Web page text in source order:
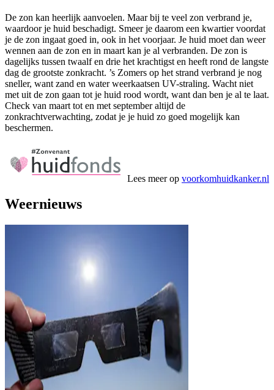
De zon kan heerlijk aanvoelen. Maar bij te veel zon verbrand je,
waardoor je huid beschadigt. Smeer je daarom een kwartier voordat
je de zon ingaat goed in, ook in het voorjaar. Je huid moet dan weer
wennen aan de zon en in maart kan je al verbranden. De zon is
dagelijks tussen twaalf en drie het krachtigst en heeft rond de langste
dag de grootste zonkracht. ’s Zomers op het strand verbrand je nog
sneller, want zand en water weerkaatsen UV-straling. Wacht niet
met uit de zon gaan tot je huid rood wordt, want dan ben je al te laat.
Check van maart tot en met september altijd de
zonkrachtverwachting, zodat je je huid zo goed mogelijk kan
beschermen.
Lees meer op voorkomhuidkanker.nl
Weernieuws